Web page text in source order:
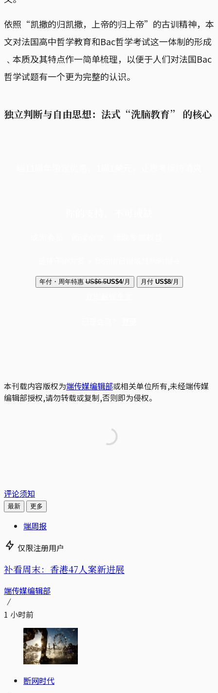
依照“凯撒的归凯撒，上帝的归上帝”的古训精神，本
文对法国高中哲学教育和Bac哲学考试这一体制的形成
﹑本质及其特点作一简单梳理，以便于人们对法国Bac
哲学试题有一个更为完整的认识。
独立判断与自由思想：法式“洗脑教育” 的核心
年付・周年特惠 US$6.5US$4/月 月付 US$8/月
本刊载内容版权为端传媒编辑部或相关单位所有,未经端传媒
编辑部授权,请勿转载或复制,否则即为侵权。
评论须知
最新 更多
端周报
仅限注册用户
补看周末：香港47人案新进展
端传媒编辑部
1 小时前
断网时代